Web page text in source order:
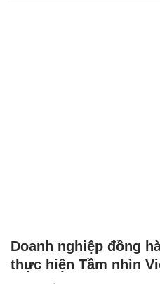
Doanh nghiệp đồng
thực hiện Tầm nhìn